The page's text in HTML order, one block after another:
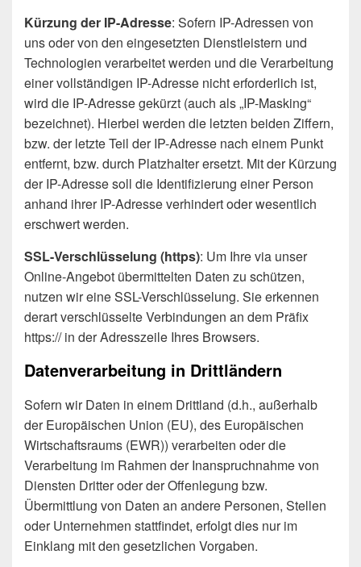
Kürzung der IP-Adresse: Sofern IP-Adressen von
uns oder von den eingesetzten Dienstleistern und
Technologien verarbeitet werden und die Verarbeitung
einer vollständigen IP-Adresse nicht erforderlich ist,
wird die IP-Adresse gekürzt (auch als „IP-Masking“
bezeichnet). Hierbei werden die letzten beiden Ziffern,
bzw. der letzte Teil der IP-Adresse nach einem Punkt
entfernt, bzw. durch Platzhalter ersetzt. Mit der Kürzung
der IP-Adresse soll die Identifizierung einer Person
anhand ihrer IP-Adresse verhindert oder wesentlich
erschwert werden.
SSL-Verschlüsselung (https): Um Ihre via unser
Online-Angebot übermittelten Daten zu schützen,
nutzen wir eine SSL-Verschlüsselung. Sie erkennen
derart verschlüsselte Verbindungen an dem Präfix
https:// in der Adresszeile Ihres Browsers.
Datenverarbeitung in Drittländern
Sofern wir Daten in einem Drittland (d.h., außerhalb
der Europäischen Union (EU), des Europäischen
Wirtschaftsraums (EWR)) verarbeiten oder die
Verarbeitung im Rahmen der Inanspruchnahme von
Diensten Dritter oder der Offenlegung bzw.
Übermittlung von Daten an andere Personen, Stellen
oder Unternehmen stattfindet, erfolgt dies nur im
Einklang mit den gesetzlichen Vorgaben.